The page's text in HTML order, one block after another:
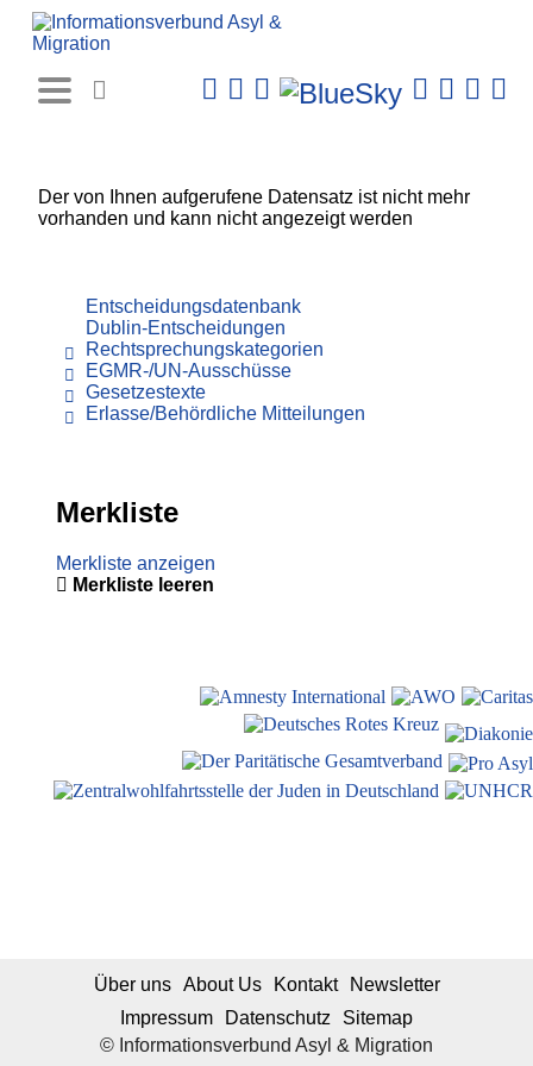
Der von Ihnen aufgerufene Datensatz ist nicht mehr
vorhanden und kann nicht angezeigt werden
Entscheidungsdatenbank
Dublin-Entscheidungen
Rechtsprechungskategorien
EGMR-/UN-Ausschüsse
Gesetzestexte
Erlasse/Behördliche Mitteilungen
Merkliste
Merkliste anzeigen
Merkliste leeren
© Informationsverbund Asyl & Migration
Über uns About Us Kontakt
Newsletter
Impressum
Datenschutz Sitemap